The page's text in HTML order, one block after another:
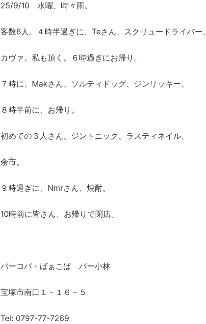
25/9/10 水曜、時々雨。
客数6人。４時半過ぎに、Teさん、スクリュードライバー、
カヴァ。私も頂く。６時過ぎにお帰り。
７時に、Makさん、ソルティドッグ、ジンリッキー。
８時半前に、お帰り。
初めての３人さん、ジントニック、ラスティネイル、
余市。
９時過ぎに、Nmrさん、焼酎。
10時前に皆さん、お帰りで閉店。
バーコバ・ばぁこば バー小林
宝塚市南口１－１６－５
Tel: 0797-77-7269